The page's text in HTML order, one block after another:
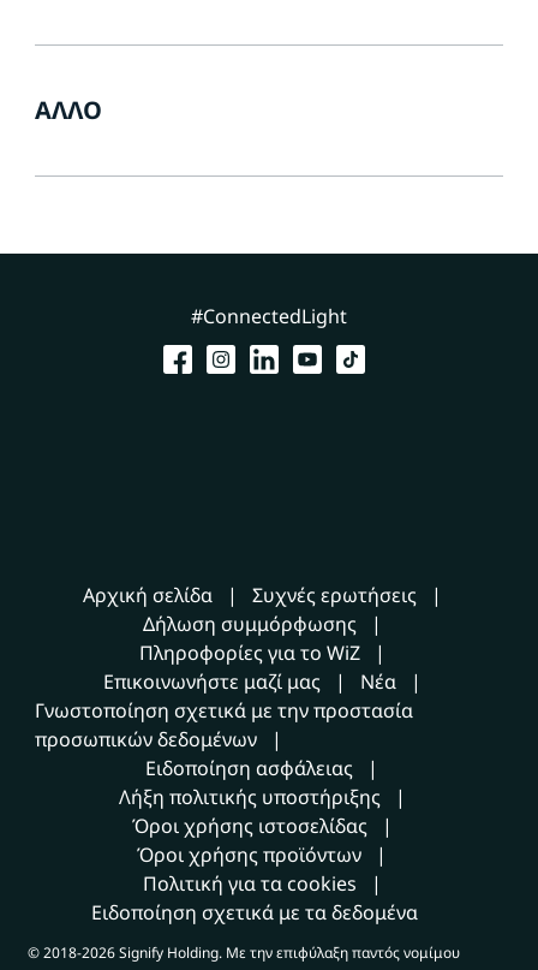
ΆΛΛΟ
#ConnectedLight
Αρχική σελίδα
Συχνές ερωτήσεις
Δήλωση συμμόρφωσης
Πληροφορίες για το WiZ
Επικοινωνήστε μαζί μας
Νέα
Γνωστοποίηση σχετικά με την προστασία
προσωπικών δεδομένων
Ειδοποίηση ασφάλειας
Λήξη πολιτικής υποστήριξης
Όροι χρήσης ιστοσελίδας
Όροι χρήσης προϊόντων
Πολιτική για τα cookies
Ειδοποίηση σχετικά με τα δεδομένα
© 2018-2026 Signify Holding. Με την επιφύλαξη παντός νομίμου